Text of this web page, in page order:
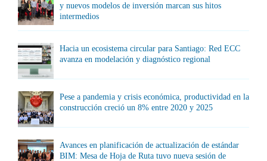
y nuevos modelos de inversión marcan sus hitos
intermedios
Hacia un ecosistema circular para Santiago: Red ECC
avanza en modelación y diagnóstico regional
Pese a pandemia y crisis económica, productividad en la
construcción creció un 8% entre 2020 y 2025
Avances en planificación de actualización de estándar
BIM: Mesa de Hoja de Ruta tuvo nueva sesión de